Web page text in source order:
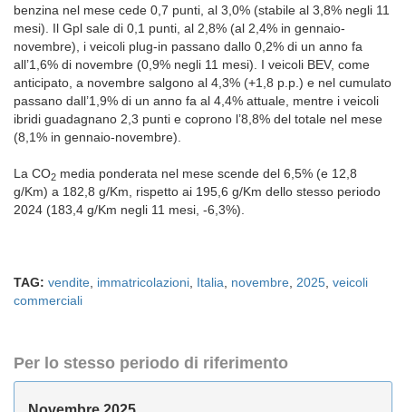
benzina nel mese cede 0,7 punti, al 3,0% (stabile al 3,8% negli 11
mesi). Il Gpl sale di 0,1 punti, al 2,8% (al 2,4% in gennaio-
novembre), i veicoli plug-in passano dallo 0,2% di un anno fa
all’1,6% di novembre (0,9% negli 11 mesi). I veicoli BEV, come
anticipato, a novembre salgono al 4,3% (+1,8 p.p.) e nel cumulato
passano dall’1,9% di un anno fa al 4,4% attuale, mentre i veicoli
ibridi guadagnano 2,3 punti e coprono l’8,8% del totale nel mese
(8,1% in gennaio-novembre).
La CO2 media ponderata nel mese scende del 6,5% (e 12,8
g/Km) a 182,8 g/Km, rispetto ai 195,6 g/Km dello stesso periodo
2024 (183,4 g/Km negli 11 mesi, -6,3%).
TAG: vendite immatricolazioni Italia novembre 2025 veicoli
commerciali
Per lo stesso periodo di riferimento